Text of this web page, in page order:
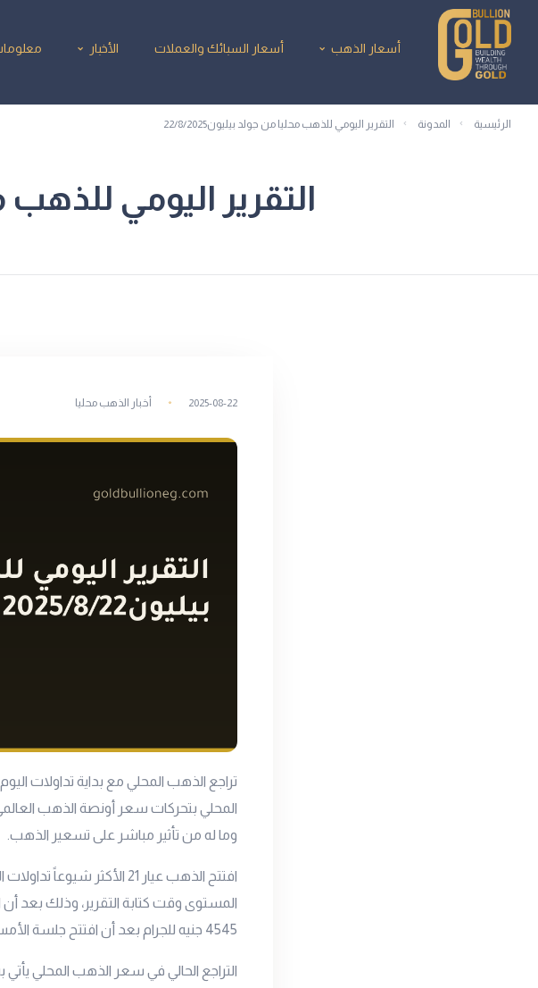
أسعار الذهب أسعار السبائك والعملات الأخبار
الرئيسية المدونة التقرير اليومي للذهب محليا من جولد بيليون22/8/2025
التقرير اليومي للذهب
2025-08-22 أخبار الذهب محليا
تراجع الذهب المحلي مع بداية تداولات
المحلي بتحركات سعر أونصة الذهب
وما له من تأثير مباشر على تسعير الذهب.
افتتح الذهب عيار 21
4545 جنيه للجرام بعد أن افتتح جلسة الأمس عند 4555 جنيه للجرام.
التراجع الحالي في سعر الذهب المحلي